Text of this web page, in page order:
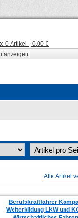
0 Artikel | 0,00 €
anzeigen
Alle Artikel
Berufskraftfahrer
Weiterbildung LKW und